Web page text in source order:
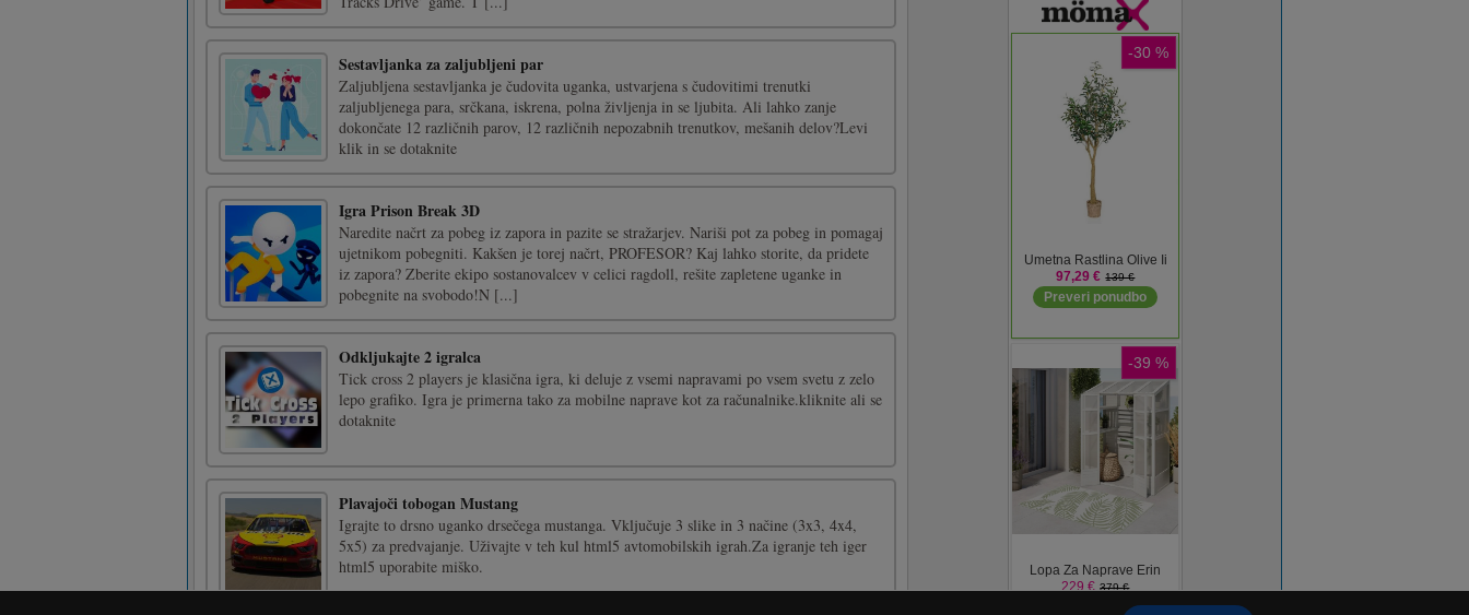
Sestavljanka za zaljubljeni par
Zaljubljena sestavljanka je čudovita uganka, ustvarjena s čudovitimi trenutki
zaljubljenega para, srčkana, iskrena, polna življenja in se ljubita. Ali lahko zanje
dokončate 12 različnih parov, 12 različnih nepozabnih trenutkov, mešanih delov?Levi
klik in se dotaknite
Igra Prison Break 3D
Naredite načrt za pobeg iz zapora in pazite se stražarjev. Nariši pot za pobeg in pomagaj
ujetnikom pobegniti. Kakšen je torej načrt, PROFESOR? Kaj lahko storite, da pridete
iz zapora? Zberite ekipo sostanovalcev v celici ragdoll, rešite zapletene uganke in
pobegnite na svobodo!N [...]
Odkljukajte 2 igralca
Tick cross 2 players je klasična igra, ki deluje z vsemi napravami po vsem svetu z zelo
lepo grafiko. Igra je primerna tako za mobilne naprave kot za računalnike.kliknite ali se
dotaknite
Plavajoči tobogan Mustang
Igrajte to drsno uganko drsečega mustanga. Vključuje 3 slike in 3 načine (3x3, 4x4,
5x5) za predvajanje. Uživajte v teh kul html5 avtomobilskih igrah.Za igranje teh iger
html5 uporabite miško.